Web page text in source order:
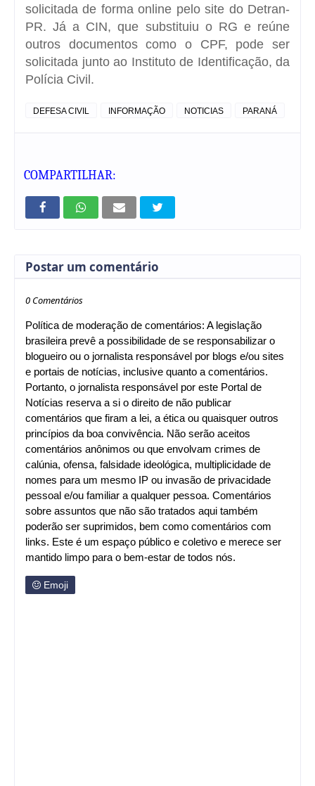
solicitada de forma online pelo site do Detran-
PR. Já a CIN, que substituiu o RG e reúne
outros documentos como o CPF, pode ser
solicitada junto ao Instituto de Identificação, da
Polícia Civil.
DEFESA CIVIL INFORMAÇÃO NOTICIAS PARANÁ
COMPARTILHAR:
Postar um comentário
0 Comentários
Política de moderação de comentários: A legislação
brasileira prevê a possibilidade de se responsabilizar o
blogueiro ou o jornalista responsável por blogs e/ou sites
e portais de notícias, inclusive quanto a comentários.
Portanto, o jornalista responsável por este Portal de
Notícias reserva a si o direito de não publicar
comentários que firam a lei, a ética ou quaisquer outros
princípios da boa convivência. Não serão aceitos
comentários anônimos ou que envolvam crimes de
calúnia, ofensa, falsidade ideológica, multiplicidade de
nomes para um mesmo IP ou invasão de privacidade
pessoal e/ou familiar a qualquer pessoa. Comentários
sobre assuntos que não são tratados aqui também
poderão ser suprimidos, bem como comentários com
links. Este é um espaço público e coletivo e merece ser
mantido limpo para o bem-estar de todos nós.
Emoji